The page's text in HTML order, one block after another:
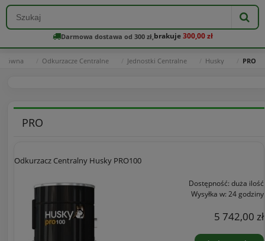
Darmowa dostawa od 300 zł, brakuje300,00 zł
Odkurzacze Centralne Jednostki Centralne Husky PRO
PRO
Odkurzacz Centralny Husky PRO100
Dostępność: duża ilość
Wysyłka w: 24 godziny
5 742,00 zł